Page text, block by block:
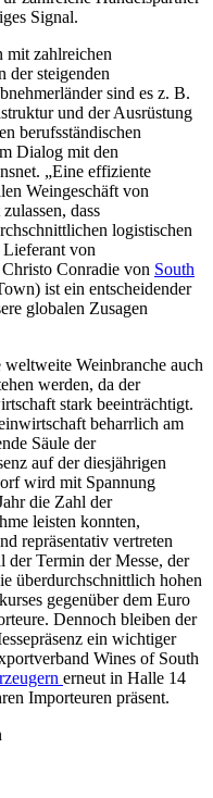
Signal.
mit zahlreichen
der steigenden
sind es z. B.
und der Ausrüstung
berufsständischen
Dialog mit den
„Eine effiziente
Weingeschäft von
dass
logistischen
Lieferant von
Conradie von South
ist ein entscheidender
globalen Zusagen
Weinbranche auch
werden, da der
stark beeinträchtigt.
beharrlich am
Säule der
auf der diesjährigen
wird mit Spannung
die Zahl der
leisten konnten,
repräsentativ vertreten
der Termin der Messe, der
überdurchschnittlich hohen
gegenüber dem Euro
Dennoch bleiben der
ein wichtiger
Wines of South
erneut in Halle 14
Importeuren präsent.